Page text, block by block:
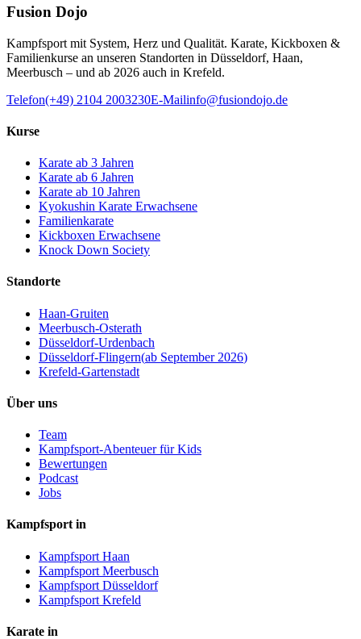
Fusion Dojo
Kampfsport mit System, Herz und Qualität. Karate, Kickboxen &
Familienkurse an unseren Standorten in Düsseldorf, Haan,
Meerbusch – und ab 2026 auch in Krefeld.
Telefon(+49) 2104 2003230E-Mailinfo@fusiondojo.de
Kurse
Karate ab 3 Jahren
Karate ab 6 Jahren
Karate ab 10 Jahren
Kyokushin Karate Erwachsene
Familienkarate
Kickboxen Erwachsene
Knock Down Society
Standorte
Haan-Gruiten
Meerbusch-Osterath
Düsseldorf-Urdenbach
Düsseldorf-Flingern(ab September 2026)
Krefeld-Gartenstadt
Über uns
Team
Kampfsport-Abenteuer für Kids
Bewertungen
Podcast
Jobs
Kampfsport in
Kampfsport Haan
Kampfsport Meerbusch
Kampfsport Düsseldorf
Kampfsport Krefeld
Karate in